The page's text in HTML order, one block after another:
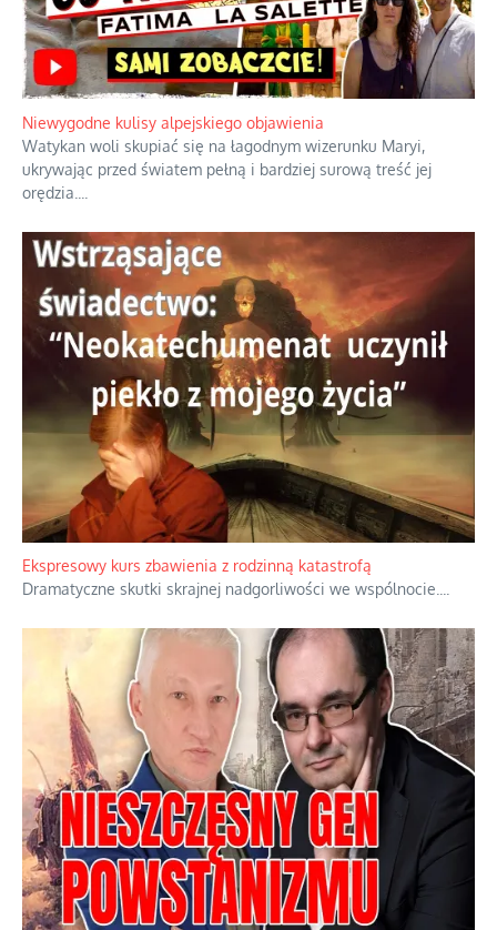
Niewygodne kulisy alpejskiego objawienia
Watykan woli skupiać się na łagodnym wizerunku Maryi,
ukrywając przed światem pełną i bardziej surową treść jej
orędzia.
Ekspresowy kurs zbawienia z rodzinną katastrofą
Dramatyczne skutki skrajnej nadgorliwości we wspólnocie.